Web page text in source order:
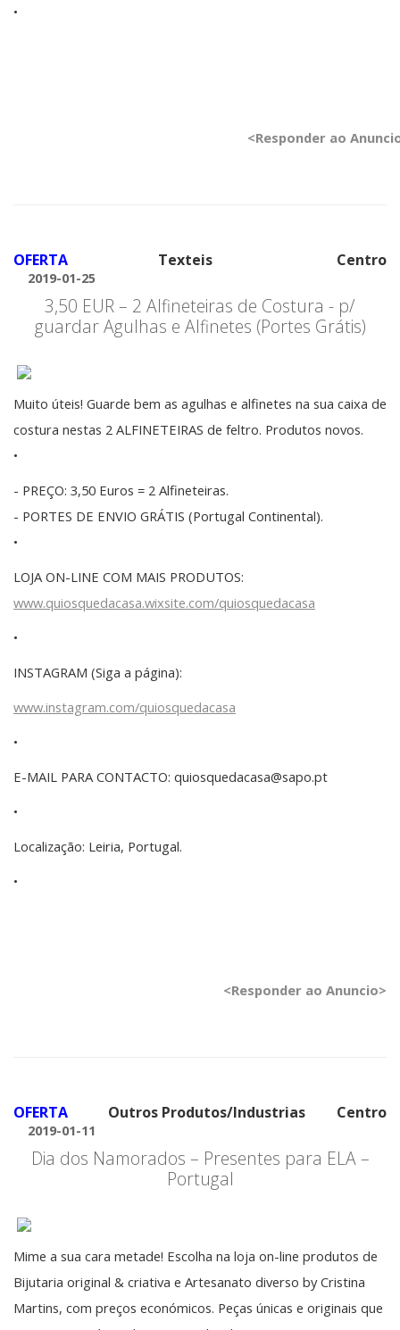
•
<Responder ao
OFERTA Texteis Centro
2019-01-25
3,50 EUR – 2 Alfineteiras de Costura - p/
guardar Agulhas e Alfinetes (Portes Grátis)
Muito úteis! Guarde bem as agulhas e alfinetes na sua caixa de
costura nestas 2 ALFINETEIRAS de feltro. Produtos novos.
•
- PREÇO: 3,50 Euros = 2 Alfineteiras.
- PORTES DE ENVIO GRÁTIS (Portugal Continental).
•
LOJA ON-LINE COM MAIS PRODUTOS:
www.quiosquedacasa.wixsite.com/quiosquedacasa
•
INSTAGRAM (Siga a página):
www.instagram.com/quiosquedacasa
•
E-MAIL PARA CONTACTO: quiosquedacasa@sapo.pt
•
Localização: Leiria, Portugal.
•
<Responder ao Anuncio>
OFERTA Outros Produtos/Industrias Centro
2019-01-11
Dia dos Namorados – Presentes para ELA –
Portugal
Mime a sua cara metade! Escolha na loja on-line produtos de
Bijutaria original & criativa e Artesanato diverso by Cristina
Martins, com preços económicos. Peças únicas e originais que